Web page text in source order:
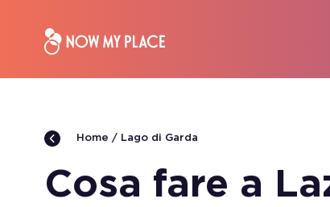
Home Lago di Garda
Cosa fare a